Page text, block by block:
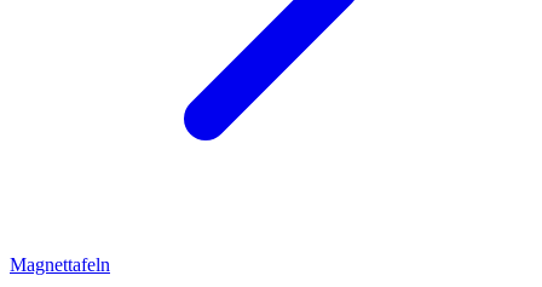
Magnettafeln